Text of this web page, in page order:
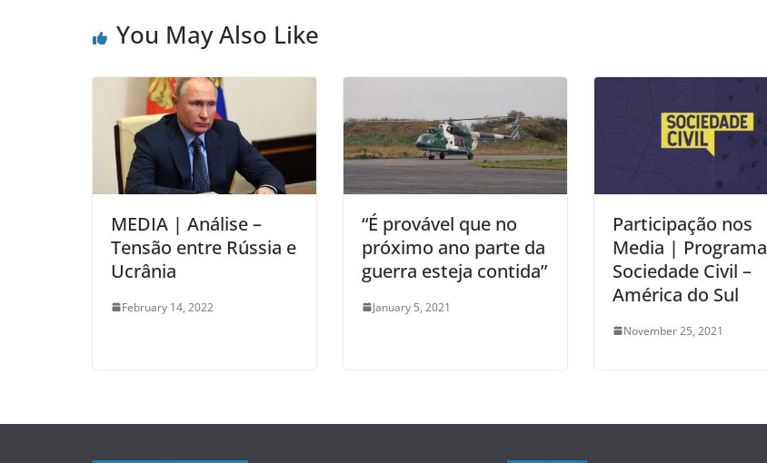
You May Also Like
MEDIA | Análise –
Tensão entre Rússia e
Ucrânia
February 14, 2022
“É provável que no
próximo ano parte da
guerra esteja contida”
January 5, 2021
Participação nos
Media | Programa
Sociedade Civil –
América do Sul
November 25, 2021